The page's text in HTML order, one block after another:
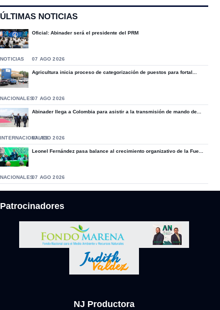
ÚLTIMAS NOTICIAS
Oficial: Abinader será el presidente del PRM
NOTICIAS 07 AGO 2026
Agricultura inicia proceso de categorización de puestos para fortal...
NACIONALES07 AGO 2026
Abinader llega a Colombia para asistir a la transmisión de mando de...
INTERNACIONALES07 AGO 2026
Leonel Fernández pasa balance al crecimiento organizativo de la Fue...
NACIONALES07 AGO 2026
Patrocinadores
NJ Productora